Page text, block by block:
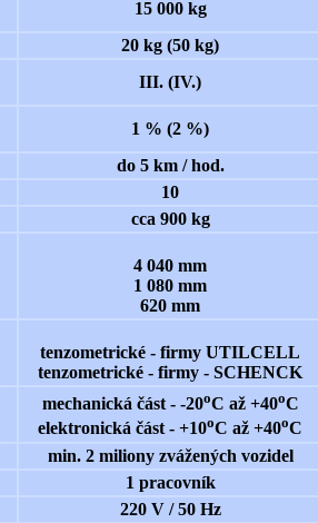
15 000 kg
20 kg (50 kg)
III. (IV.)
1 % (2 %)
do 5 km / hod.
10
cca 900 kg
4 040 mm
1 080 mm
620 mm
tenzometrické - firmy UTILCELL
tenzometrické - firmy - SCHENCK
mechanická část - -20oC až +40oC
elektronická část - +10oC až +40oC
min. 2 miliony zvážených vozidel
1 pracovník
220 V / 50 Hz